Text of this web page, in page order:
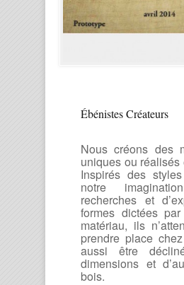
Ébénistes Créateurs
Nous créons des
uniques ou réalisés
Inspirés des
notre
recherches et
formes dictées
matériau, ils
prendre place
aussi être
dimensions et
bois.